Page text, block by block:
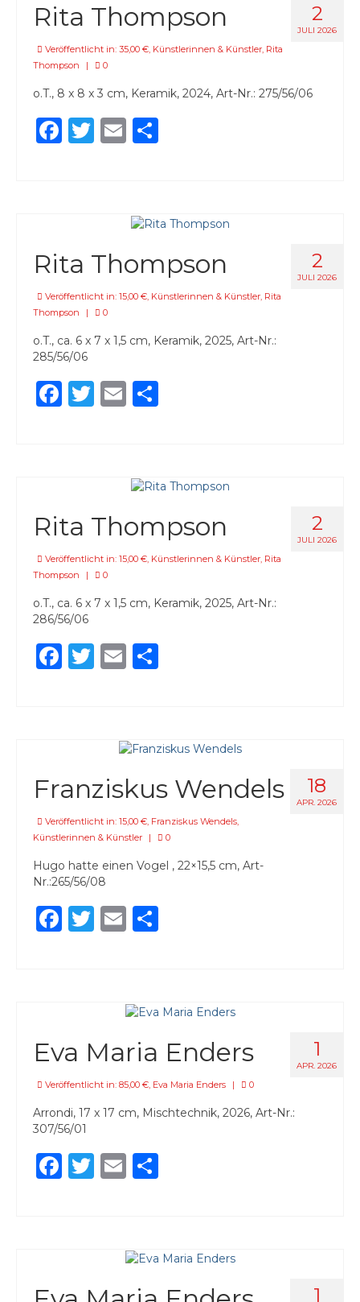
Patricia Hell
Dorothea Kirsch
Daniela Polz
Stefanie Schmeink
Iris Stephan & Julja Schneider
Isa Steinhäuser
Helke Stiebel
Rita Thompson
2
JULI 2026
Rita Thompson
Veröffentlicht in: 35,00 €, Künstlerinnen & Künstler, Rita
Thompson
| 0
o.T., 8 x 8 x 3 cm, Keramik, 2024, Art-Nr.: 275/56/06
Facebook
Twitter
Email
2
JULI 2026
Rita Thompson
Veröffentlicht in: 15,00 € Künstlerinnen & Künstler Rita
Thompson
| 0
o.T., ca. 6 x 7 x 1,5 cm, Keramik, 2025, Art-Nr.:
285/56/06
Facebook
Twitter
Email
2
JULI 2026
Rita Thompson
Veröffentlicht in: 15,00 €, Künstlerinnen & Künstler, Rita
Thompson
| 0
o.T., ca. 6 x 7 x 1,5 cm, Keramik, 2025, Art-Nr.:
286/56/06
Facebook
Twitter
Email
18
APR. 2026
Franziskus Wendels
Veröffentlicht in: 15,00 €, Franziskus Wendels,
Künstlerinnen & Künstler
| 0
Hugo hatte einen Vogel , 22×15,5 cm, Art-
Nr.:265/56/08
Facebook
Twitter
Email
1
APR. 2026
Eva Maria Enders
Veröffentlicht in: 85,00 € Eva Maria Enders | 0
Arrondi, 17 x 17 cm, Mischtechnik, 2026, Art-Nr.:
307/56/01
Facebook
Twitter
Email
1